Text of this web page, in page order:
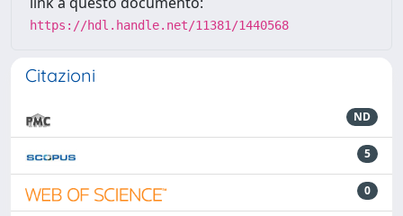
https://hdl.handle.net/11381/1440568
Citazioni
ND
5
0